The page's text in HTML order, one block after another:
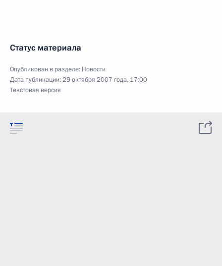
Статус материала
Опубликован в разделе: Новости
Дата публикации:29 октября 2007 года, 17:00
Текстовая версия